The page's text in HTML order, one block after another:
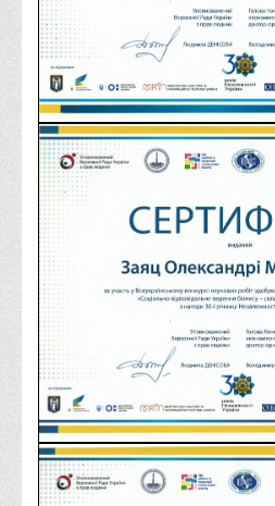
Наукової роботи та
Здобутки студентів
Матеріали наукових
Міжнародна діяльність
Закордонні партнери
Програми стажування
Міжнародні проєкти
Корисні посилання
Навчально-методичний
З організації виховної та
студентів
Технічних засобів навчання
Редакційно-видавничий
Центри